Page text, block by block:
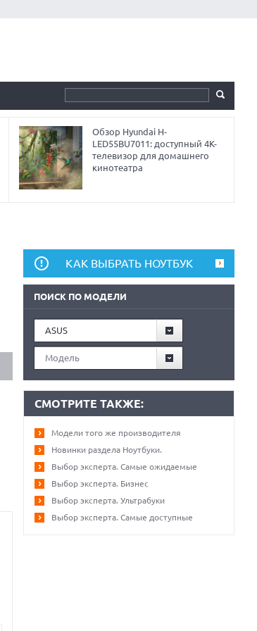
Обзор Hyundai H-
LED55BU7011: доступный 4K-
телевизор для домашнего
кинотеатра
КАК ВЫБРАТЬ НОУТБУК
ПОИСК ПО МОДЕЛИ
ASUS
Модель
СМОТРИТЕ ТАКЖЕ:
Модели того же производителя
Новинки раздела Ноутбуки.
Выбор эксперта. Самые ожидаемые
Выбор эксперта. Бизнес
Выбор эксперта. Ультрабуки
Выбор эксперта. Самые доступные